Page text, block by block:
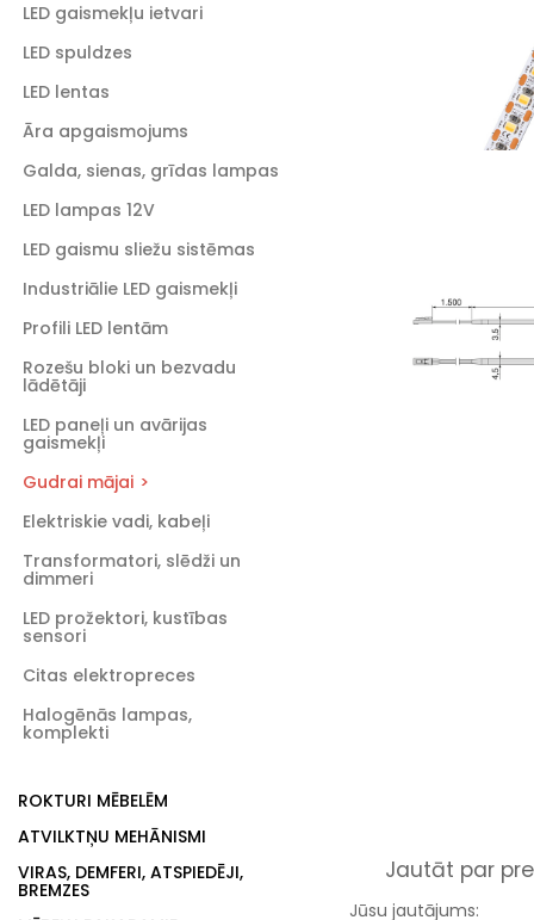
LED gaismekļu ietvari
LED spuldzes
LED lentas
Āra apgaismojums
Galda, sienas, grīdas lampas
LED lampas 12V
LED gaismu sliežu sistēmas
Industriālie LED gaismekļi
Profili LED lentām
Rozešu bloki un bezvadu
lādētāji
LED paneļi un avārijas
gaismekļi
Gudrai mājai
Elektriskie vadi, kabeļi
Transformatori, slēdži un
dimmeri
LED prožektori, kustības
sensori
Citas elektropreces
Halogēnās lampas,
komplekti
ROKTURI MĒBELĒM
ATVILKTŅU MEHĀNISMI
VIRAS, DEMFERI, ATSPIEDĒJI,
BREMZES
Jautāt par
Jūsu jautājums: